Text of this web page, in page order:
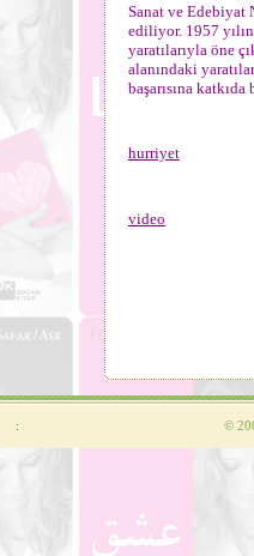
Sanat ve Edebiyat
ediliyor. 1957
yaratılarıyla öne
alanındaki
başarısına
hurriyet
video
: ©